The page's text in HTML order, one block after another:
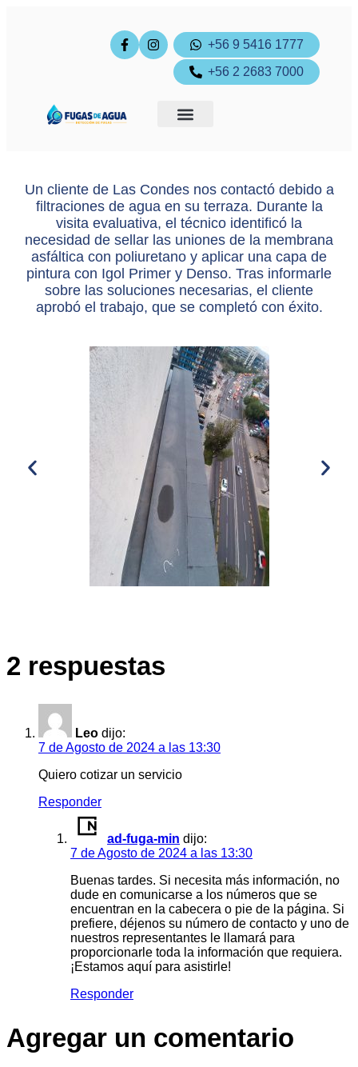
+56 9 5416 1777
+56 2 2683 7000
Un cliente de Las Condes nos contactó debido a
filtraciones de agua en su terraza. Durante la
visita evaluativa, el técnico identificó la
necesidad de sellar las uniones de la membrana
asfáltica con poliuretano y aplicar una capa de
pintura con Igol Primer y Denso. Tras informarle
sobre las soluciones necesarias, el cliente
aprobó el trabajo, que se completó con éxito.
2 respuestas
Leo dijo:
7 de Agosto de 2024 a las 13:30
Quiero cotizar un servicio
Responder
ad-fuga-min dijo:
7 de Agosto de 2024 a las 13:30
Buenas tardes. Si necesita más información, no
dude en comunicarse a los números que se
encuentran en la cabecera o pie de la página. Si
prefiere, déjenos su número de contacto y uno de
nuestros representantes le llamará para
proporcionarle toda la información que requiera.
¡Estamos aquí para asistirle!
Responder
Agregar un comentario